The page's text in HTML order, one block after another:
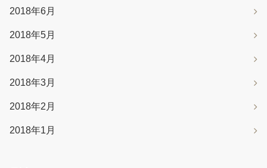
2018年6月
2018年5月
2018年4月
2018年3月
2018年2月
2018年1月